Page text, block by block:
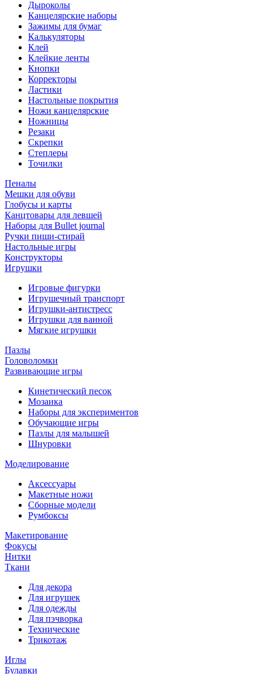
Дыроколы
Канцелярские наборы
Зажимы для бумаг
Калькуляторы
Клей
Клейкие ленты
Кнопки
Корректоры
Ластики
Настольные покрытия
Ножи канцелярские
Ножницы
Резаки
Скрепки
Степлеры
Точилки
Пеналы
Мешки для обуви
Глобусы и карты
Канцтовары для левшей
Наборы для Bullet journal
Ручки пиши-стирай
Настольные игры
Конструкторы
Игрушки
Игровые фигурки
Игрушечный транспорт
Игрушки-антистресс
Игрушки для ванной
Мягкие игрушки
Пазлы
Головоломки
Развивающие игры
Кинетический песок
Мозаика
Наборы для экспериментов
Обучающие игры
Пазлы для малышей
Шнуровки
Моделирование
Аксессуары
Макетные ножи
Сборные модели
Румбоксы
Макетирование
Фокусы
Нитки
Ткани
Для декора
Для игрушек
Для одежды
Для пэчворка
Технические
Трикотаж
Иглы
Булавки